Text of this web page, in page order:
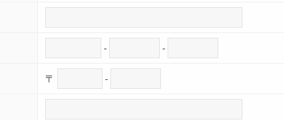
-
-
〒
-